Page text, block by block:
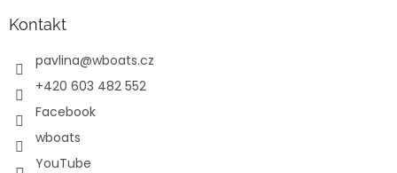
Kontakt
pavlina@wboats.cz
+420 603 482 552
Facebook
wboats
YouTube